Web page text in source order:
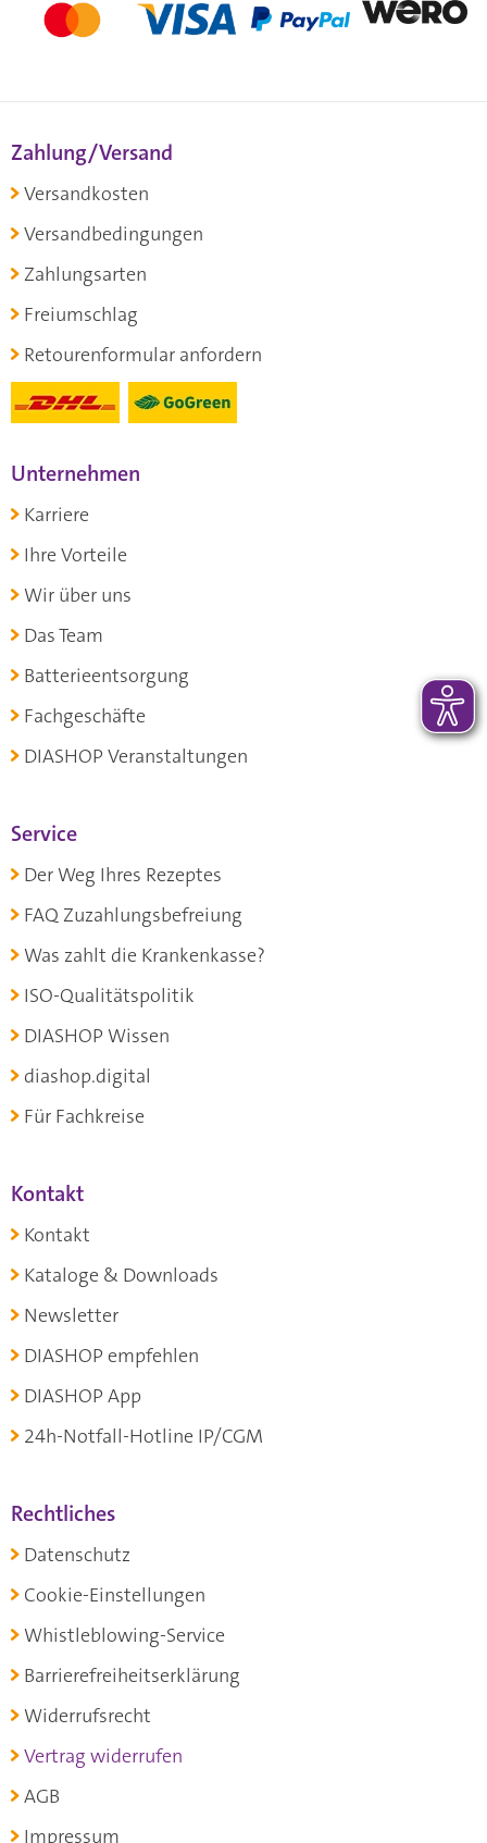
Zahlung/Versand
Versandkosten
Versandbedingungen
Zahlungsarten
Freiumschlag
Retourenformular anfordern
Unternehmen
Karriere
Ihre Vorteile
Wir über uns
Das Team
Batterieentsorgung
Fachgeschäfte
DIASHOP Veranstaltungen
Service
Der Weg Ihres Rezeptes
FAQ Zuzahlungsbefreiung
Was zahlt die Krankenkasse?
ISO-Qualitätspolitik
DIASHOP Wissen
diashop.digital
Für Fachkreise
Kontakt
Kontakt
Kataloge & Downloads
Newsletter
DIASHOP empfehlen
DIASHOP App
24h-Notfall-Hotline IP/CGM
Rechtliches
Datenschutz
Cookie-Einstellungen
Whistleblowing-Service
Barrierefreiheitserklärung
Widerrufsrecht
Vertrag widerrufen
AGB
Impressum